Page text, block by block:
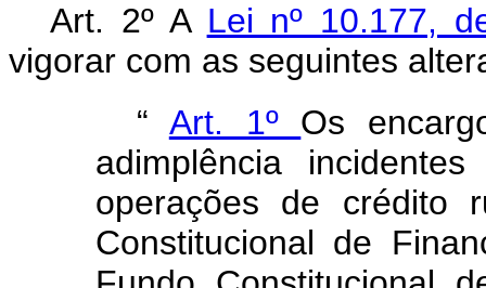
Art. 2º A Lei nº 10.177,
vigorar com as seguintes
“ Art. 1º Os
adimplência
operações de crédito
Constitucional de